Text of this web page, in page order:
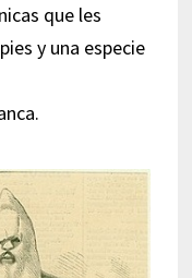
que les
y una especie